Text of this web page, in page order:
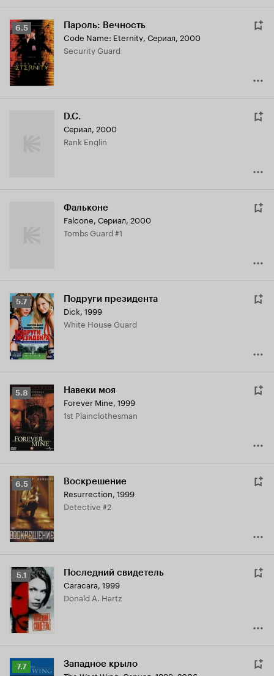
Рейтинг
Кинопоиска
6.5
6.5 Пароль: Вечность
Code Name: Eternity, Сериал, 2000
Security Guard
D.C.
Сериал, 2000
Rank Englin
Фальконе
Falcone, Сериал, 2000
Tombs Guard #1
Рейтинг
Кинопоиска
5.7
5.7 Подруги президента
Dick, 1999
White House Guard
Рейтинг
Кинопоиска
5.8
5.8 Навеки моя
Forever Mine, 1999
1st Plainclothesman
Рейтинг
Кинопоиска
6.5
6.5 Воскрешение
Resurrection, 1999
Detective #2
Рейтинг
Кинопоиска
5.1
5.1 Последний свидетель
Caracara, 1999
Donald A. Hartz
Рейтинг
7.7 Западное крыло